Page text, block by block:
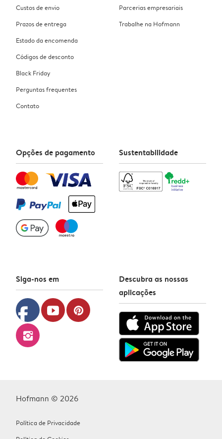
Custos de envio
Prazos de entrega
Estado da encomenda
Códigos de desconto
Black Friday
Perguntas frequentes
Contato
Parcerias empresariais
Trabalhe na Hofmann
Opções de pagamento Sustentabilidade
Siga-nos em
facebook youtube pinterest
instagram
Descubra as nossas
aplicações
Hofmann © 2026
Política de Privacidade